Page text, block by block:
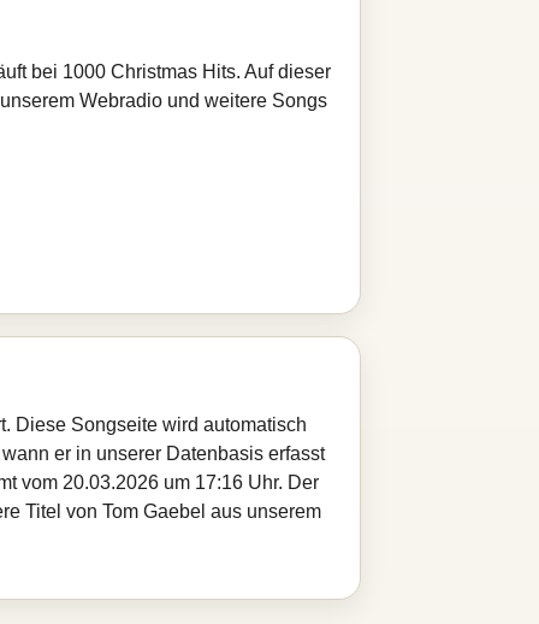
bei 1000 Christmas Hits. Auf dieser
Webradio und weitere Songs
Diese Songseite wird automatisch
er in unserer Datenbasis erfasst
vom 20.03.2026 um 17:16 Uhr. Der
Titel von Tom Gaebel aus unserem